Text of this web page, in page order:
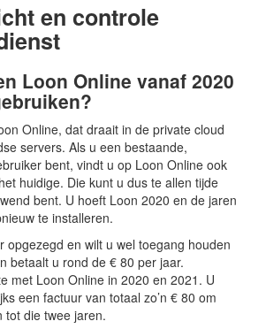
en controle
Loon Online vanaf 2020
Online, dat draait in de private cloud
servers. Als u een bestaande,
bent, vindt u op Loon Online ook
huidige. Die kunt u dus te allen tijde
bent. U hoeft Loon 2020 en de jaren
te installeren.
opgezegd en wilt u wel toegang houden
betaalt u rond de € 80 per jaar.
met Loon Online in 2020 en 2021. U
een factuur van totaal zo’n € 80 om
tot die twee jaren.